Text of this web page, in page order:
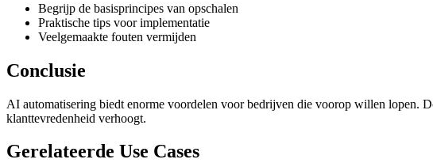
Begrijp de basisprincipes van opschalen
Praktische tips voor implementatie
Veelgemaakte fouten vermijden
Conclusie
AI automatisering biedt enorme voordelen voor bedrijven die voorop willen lopen.
klanttevredenheid verhoogt.
Gerelateerde Use Cases